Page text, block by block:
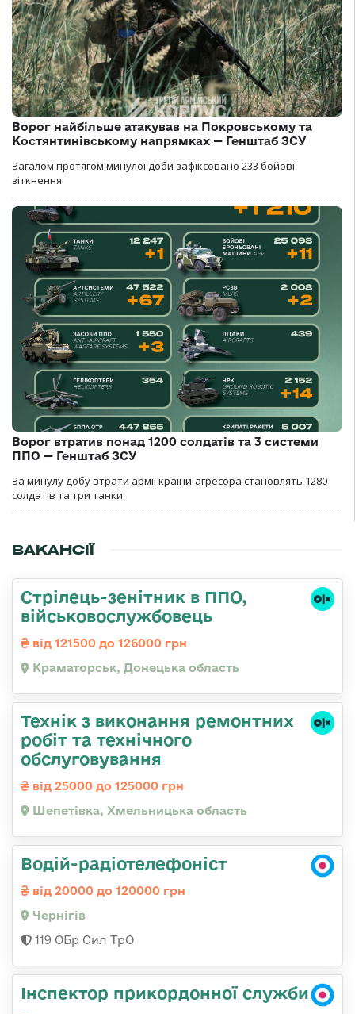
Ворог найбільше атакував на Покровському та
Костянтинівському напрямках — Генштаб ЗСУ
Загалом протягом минулої доби зафіксовано 233 бойові
зіткнення.
Ворог втратив понад 1200 солдатів та 3 системи
ППО — Генштаб ЗСУ
За минулу добу втрати армії країни-агресора становлять 1280
солдатів та три танки.
ВАКАНСІЇ
Стрілець-зенітник в ППО,
військовослужбовець
від 121500 до 126000 грн
Краматорськ, Донецька область
Технік з виконання ремонтних
робіт та технічного
обслуговування
від 25000 до 125000 грн
Шепетівка, Хмельницька область
Водій-радіотелефоніст
від 20000 до 120000 грн
Чернігів
119 ОБр Сил ТрО
Інспектор прикордонної служби